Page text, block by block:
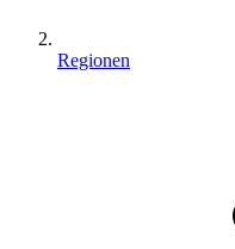
Regionen